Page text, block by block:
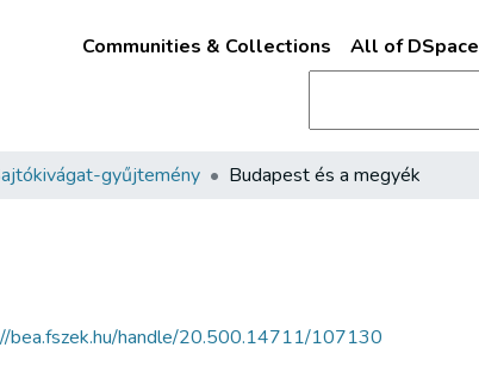
Communities & Collections All of DSpace
gyűjtemény Budapest és a megyék
bea.fszek.hu/handle/20.500.14711/107130